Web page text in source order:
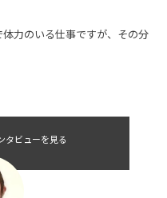
が見えない電話やメールでの
ます。
提案力・接客力を身に付け
力のいる仕事ですが、その分